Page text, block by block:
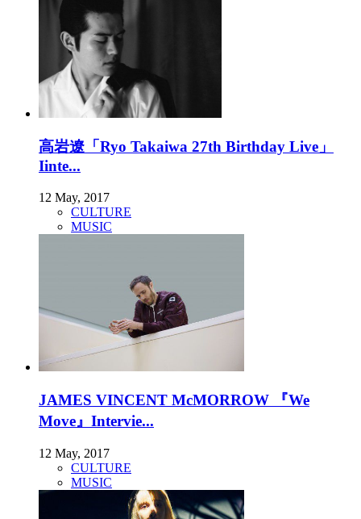
高岩遼「Ryo Takaiwa 27th Birthday Live」
Iinte...
12 May, 2017
CULTURE
MUSIC
JAMES VINCENT McMORROW 『We
Move』Intervie...
12 May, 2017
CULTURE
MUSIC